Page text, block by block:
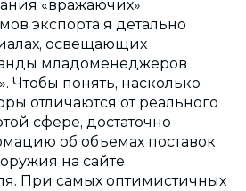
«вражаючих»
экспорта я детально
освещающих
младоменеджеров
Чтобы понять, насколько
отличаются от реального
сфере, достаточно
об объемах поставок
на сайте
При самых оптимистичных